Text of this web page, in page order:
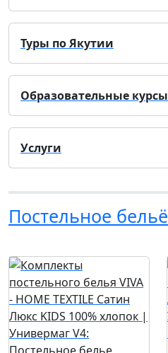
Туры по Якутии
Образовательные курсы
Услуги
Постельное бельё